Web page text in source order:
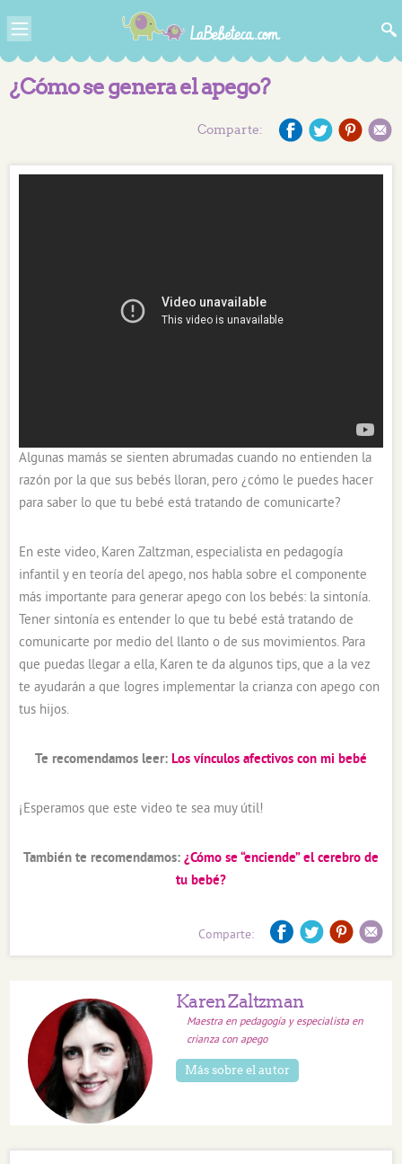
¿Cómo se genera el apego?
Comparte:
Algunas mamás se sienten abrumadas cuando no entienden la
razón por la que sus bebés lloran, pero ¿cómo le puedes hacer
para saber lo que tu bebé está tratando de comunicarte?
En este video, Karen Zaltzman, especialista en pedagogía
infantil y en teoría del apego, nos habla sobre el componente
más importante para generar apego con los bebés: la sintonía.
Tener sintonía es entender lo que tu bebé está tratando de
comunicarte por medio del llanto o de sus movimientos. Para
que puedas llegar a ella, Karen te da algunos tips, que a la vez
te ayudarán a que logres implementar la crianza con apego con
tus hijos.
Te recomendamos leer: Los vínculos afectivos con mi bebé
¡Esperamos que este video te sea muy útil!
También te recomendamos: ¿Cómo se “enciende” el cerebro de
tu bebé?
Comparte:
Karen Zaltzman
Maestra en pedagogía y especialista en
crianza con apego
Más sobre el autor